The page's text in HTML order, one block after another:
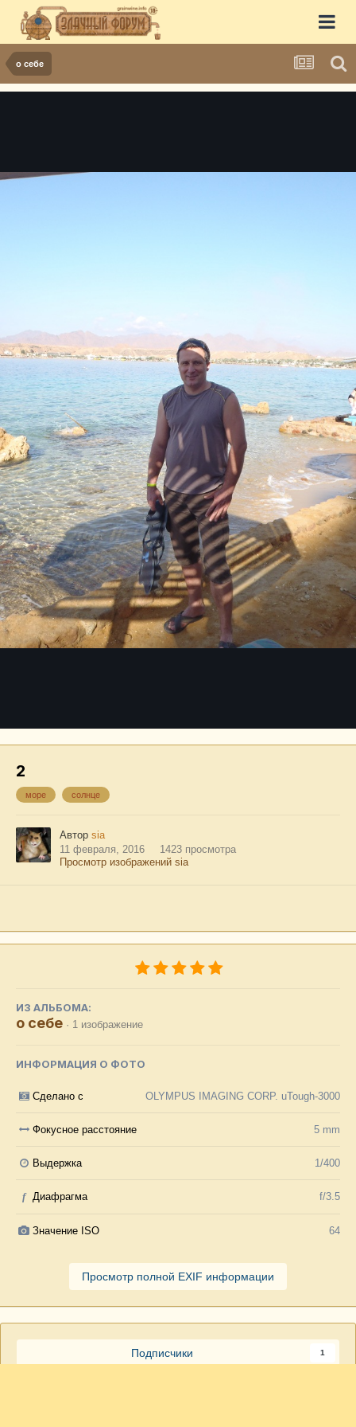
о себе
2
море солнце
Автор sia
11 февраля, 2016
1423 просмотра
Просмотр изображений sia
ИЗ АЛЬБОМА:
о себе · 1 изображение
ИНФОРМАЦИЯ О ФОТО
Сделано с OLYMPUS IMAGING CORP. uTough-3000
Фокусное расстояние 5 mm
Выдержка 1/400
f Диафрагма f/3.5
Значение ISO 64
Просмотр полной EXIF информации
Подписчики 1